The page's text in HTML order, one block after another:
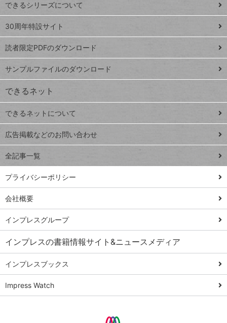
Google
スプレ
ッドシ
ート
iPhone
VLOOKUP
close
閉じ
る
ト
ッ
プ
ペ
ジ
連載
Excel Q&A
トイアンナ流仕
事術
ではじめる業務
の完全自動化
AI議事録作成術
Windows 11
Q&A
Teams踏み込み
活用術
Excel講師の仕事
術
できるシリーズについて
30周年特設サイト
読者限定PDFのダウンロード
サンプルファイルのダウンロード
できるネット
できるネットについて
広告掲載などのお問い合わせ
全記事一覧
プライバシーポリシー
会社概要
インプレスグループ
インプレスの書籍情報サイト&ニュースメディア
インプレスブックス
Impress Watch